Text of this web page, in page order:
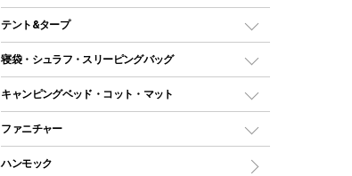
テント&タープ
テント
ツールームテント
ワンポールテント
シェルターテント
寝袋・シュラフ・スリーピングバッグ
レクタングラー型（封筒型）シュラフ
インナーシュラフ
キャンピングベッド・コット・マット
キャンピングベッド・コット
ファニチャー
アウトドアテーブル
ハンモック